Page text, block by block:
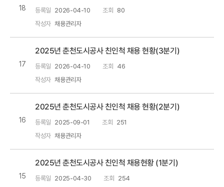
18 등록일 2026-04-10 조회 80
작성자 채용관리자
17
2025년 춘천도시공사 친인척 채용 현황(3분기)
등록일 2026-04-10 조회 46
작성자 채용관리자
16
2025년 춘천도시공사 친인척 채용 현황(2분기)
등록일 2025-09-01 조회 251
작성자 채용관리자
15
2025년 춘천도시공사 친인척 채용현황 (1분기)
등록일 2025-04-30 조회 254